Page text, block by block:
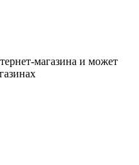
магазина и может